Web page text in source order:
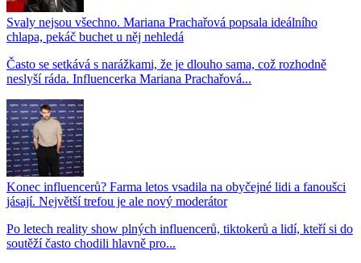
Svaly nejsou všechno. Mariana Prachařová popsala ideálního
chlapa, pekáč buchet u něj nehledá
Často se setkává s narážkami, že je dlouho sama, což rozhodně
neslyší ráda. Influencerka Mariana Prachařová...
Konec influencerů? Farma letos vsadila na obyčejné lidi a fanoušci
jásají. Největší trefou je ale nový moderátor
Po letech reality show plných influencerů, tiktokerů a lidí, kteří si do
soutěží často chodili hlavně pro...